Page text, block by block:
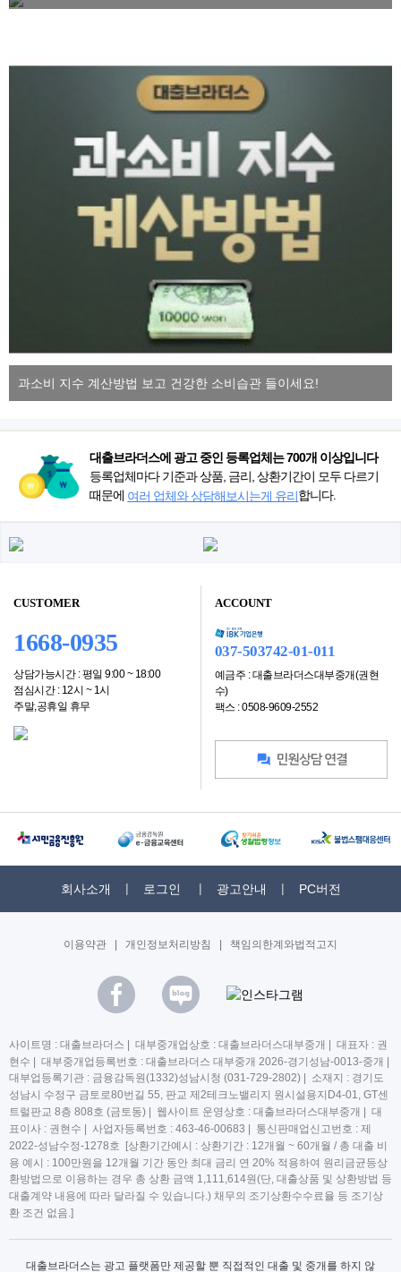
과소비 지수 계산방법 보고 건강한 소비습관 들이세요!
대출브라더스에 광고 중인 등록업체는 700개 이상입니다
등록업체마다 기준과 상품, 금리, 상환기간이 모두 다르기
때문에 여러 업체와 상담해보시는게 유리합니다.
CUSTOMER
1668-0935
상담가능시간 : 평일 9:00 ~ 18:00
점심시간 : 12시 ~ 1시
주말,공휴일 휴무
ACCOUNT
037-503742-01-011
예금주 : 대출브라더스대부중개(권현
수)
팩스 : 0508-9609-2552
회사소개 로그인 광고안내 PC버전
이용약관 개인정보처리방침 책임의한계와법적고지
사이트명 : 대출브라더스 | 대부중개업상호 : 대출브라더스대부중개 | 대표자 : 권
현수 | 대부중개업등록번호 : 대출브라더스 대부중개 2026-경기성남-0013-중개 |
대부업등록기관 : 금융감독원(1332)성남시청 (031-729-2802) | 소재지 : 경기도
성남시 수정구 금토로80번길 55, 판교 제2테크노밸리지 원시설용지D4-01, GT센
트럴판교 8층 808호 (금토동) | 웹사이트 운영상호 : 대출브라더스대부중개 | 대
표이사 : 권현수 | 사업자등록번호 : 463-46-00683 | 통신판매업신고번호 : 제
2022-성남수정-1278호 [상환기간예시 : 상환기간 : 12개월 ~ 60개월 / 총 대출 비
용 예시 : 100만원을 12개월 기간 동안 최대 금리 연 20% 적용하여 원리금균등상
환방법으로 이용하는 경우 총 상환 금액 1,111,614원(단, 대출상품 및 상환방법 등
대출계약 내용에 따라 달라질 수 있습니다.) 채무의 조기상환수수료율 등 조기상
환 조건 없음.]
대출브라더스는 광고 플랫폼만 제공할 뿐 직접적인 대출 및 중개를 하지 않